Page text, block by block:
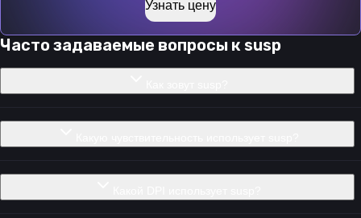
Узнать цену
Часто задаваемые вопросы кsusp